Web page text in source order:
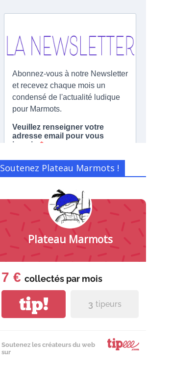
Soutenez Plateau Marmots !
Plateau Marmots
7 € collectés par mois
tip! 3 tipeurs
Soutenez les créateurs du web
sur